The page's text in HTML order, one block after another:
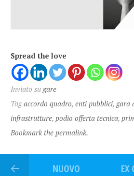
Spread the love
Inviato sugare
Tagaccordo quadro,enti pubblici,gara
infrastrutture,podio offerta tecnica,
Bookmark the permalink.
NUOVO
EX